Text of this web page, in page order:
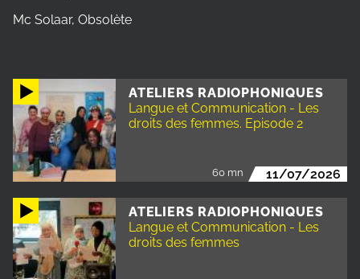
ATELIERS RADIOPHONIQUES
Langue et Communication - Les
droits des femmes. Episode 2
60 mn 11/07/2026
ATELIERS RADIOPHONIQUES
Langue et Communication - Les
droits des femmes
Mc Solaar, Obsolète